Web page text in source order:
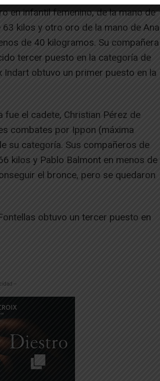
en infantil femenino, de la mano de
kilos y otro oro de la mano de Ana
de 40 kilogramos. Su compañera
tercer puesto en la categoría de
obtuvo un primer puesto en la
fue el cadete, Christian Pérez de
combates por Ippon (máxima
su categoría. Sus compañeros de
kilos y Pablo Balmont en menos de
el bronce, pero se quedaron
obtuvo un tercer puesto en
--